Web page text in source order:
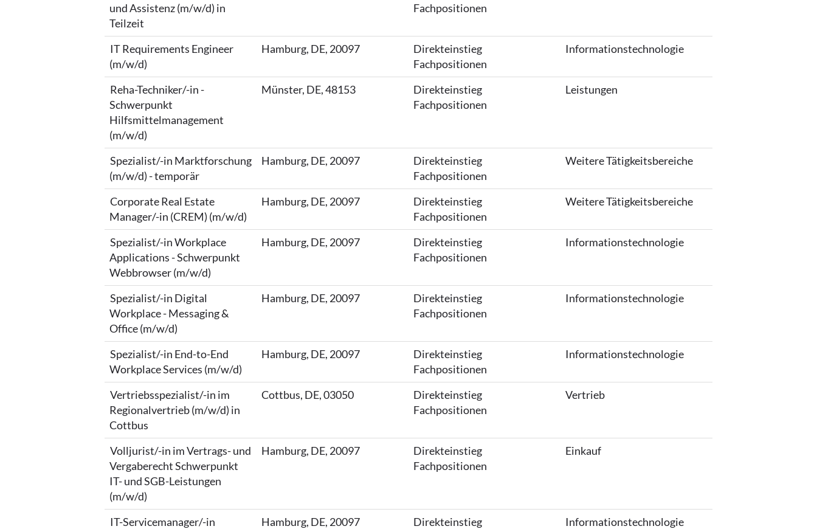
und Assistenz (m/w/d) in
Teilzeit
Fachpositionen
IT Requirements Engineer
(m/w/d)
Hamburg, DE, 20097
Direkteinstieg
Fachpositionen
Informationstechnologie
Reha-Techniker/-in -
Schwerpunkt
Hilfsmittelmanagement
(m/w/d)
Münster, DE, 48153
Direkteinstieg
Fachpositionen
Leistungen
Spezialist/-in Marktforschung
(m/w/d) - temporär
Hamburg, DE, 20097
Direkteinstieg
Fachpositionen
Weitere Tätigkeitsbereiche
Corporate Real Estate
Manager/-in (CREM) (m/w/d)
Hamburg, DE, 20097
Direkteinstieg
Fachpositionen
Weitere Tätigkeitsbereiche
Spezialist/-in Workplace
Applications - Schwerpunkt
Webbrowser (m/w/d)
Hamburg, DE, 20097
Direkteinstieg
Fachpositionen
Informationstechnologie
Spezialist/-in Digital
Workplace - Messaging &
Office (m/w/d)
Hamburg, DE, 20097
Direkteinstieg
Fachpositionen
Informationstechnologie
Spezialist/-in End-to-End
Workplace Services (m/w/d)
Hamburg, DE, 20097
Direkteinstieg
Fachpositionen
Informationstechnologie
Vertriebsspezialist/-in im
Regionalvertrieb (m/w/d) in
Cottbus
Cottbus, DE, 03050
Direkteinstieg
Fachpositionen
Vertrieb
Volljurist/-in im Vertrags- und
Vergaberecht Schwerpunkt
IT- und SGB-Leistungen
(m/w/d)
Hamburg, DE, 20097
Direkteinstieg
Fachpositionen
Einkauf
IT-Servicemanager/-in
Hamburg, DE, 20097
Direkteinstieg
Informationstechnologie